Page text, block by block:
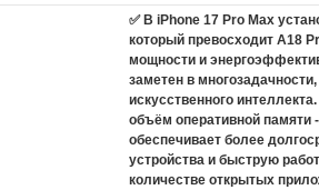
✅ В iPhone 17 Pro Max
который превосходит A18
мощности и
заметен в
искусственного
объём оперативной памяти
обеспечивает более
устройства и быструю
количестве открытых